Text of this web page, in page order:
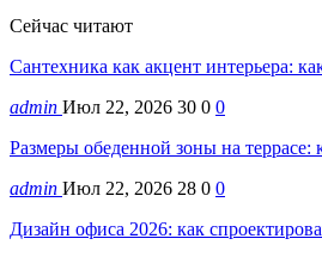
Сейчас читают
Сантехника как акцент интерьера:
admin Июл 22, 2026 30 0 0
Размеры обеденной зоны на террасе:
admin Июл 22, 2026 28 0 0
Дизайн офиса 2026: как